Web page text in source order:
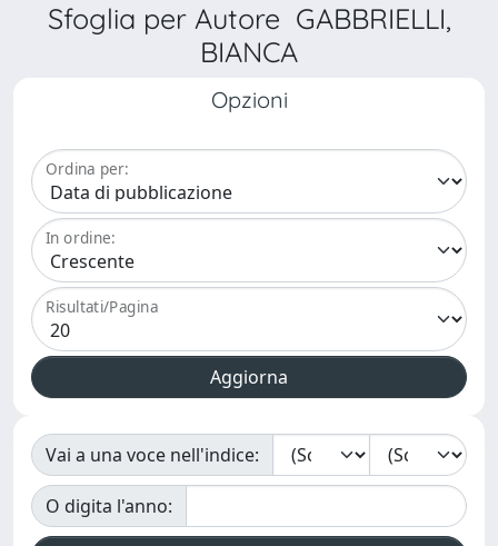
Sfoglia per Autore GABBRIELLI,
BIANCA
Opzioni
Ordina per:
In ordine:
Risultati/Pagina
Vai a una voce nell'indice:
O digita l'anno: